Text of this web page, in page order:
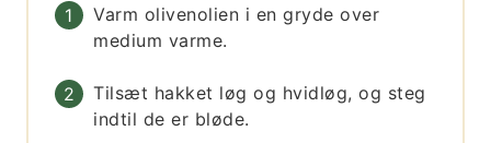
Varm olivenolien i en gryde over
medium varme.
Tilsæt hakket løg og hvidløg, og steg
indtil de er bløde.